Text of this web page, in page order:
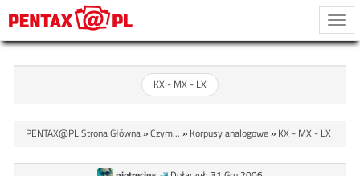
KX - MX - LX
PENTAX@PL Strona Główna»Czym... » Korpusy analogowe» KX - MX - LX